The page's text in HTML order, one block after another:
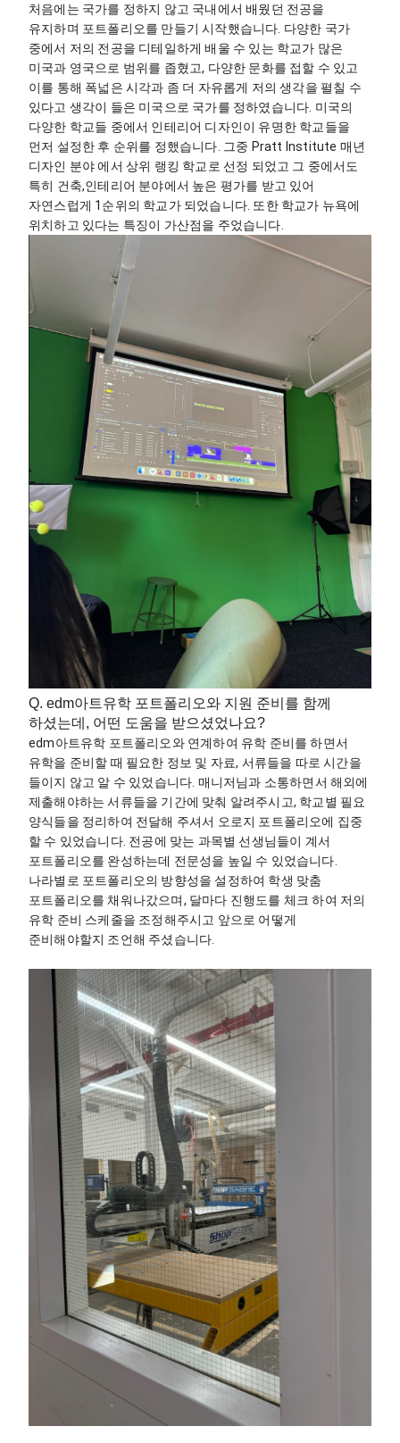
처음에는 국가를 정하지 않고 국내에서 배웠던 전공을
유지하며 포트폴리오를 만들기 시작했습니다. 다양한 국가
중에서 저의 전공을 디테일하게 배울 수 있는 학교가 많은
미국과 영국으로 범위를 좁혔고, 다양한 문화를 접할 수 있고
이를 통해 폭넓은 시각과 좀 더 자유롭게 저의 생각을 펼칠 수
있다고 생각이 들은 미국으로 국가를 정하였습니다. 미국의
다양한 학교들 중에서 인테리어 디자인이 유명한 학교들을
먼저 설정한 후 순위를 정했습니다. 그중 Pratt Institute 매년
디자인 분야 에서 상위 랭킹 학교로 선정 되었고 그 중에서도
특히 건축,인테리어 분야에서 높은 평가를 받고 있어
자연스럽게 1순위의 학교가 되었습니다. 또한 학교가 뉴욕에
위치하고 있다는 특징이 가산점을 주었습니다.
Q. edm아트유학 포트폴리오와 지원 준비를 함께
하셨는데, 어떤 도움을 받으셨었나요?
edm아트유학 포트폴리오와 연계하여 유학 준비를 하면서
유학을 준비할 때 필요한 정보 및 자료, 서류들을 따로 시간을
들이지 않고 알 수 있었습니다. 매니저님과 소통하면서 해외에
제출해야하는 서류들을 기간에 맞춰 알려주시고, 학교별 필요
양식들을 정리하여 전달해 주셔서 오로지 포트폴리오에 집중
할 수 있었습니다. 전공에 맞는 과목별 선생님들이 계서
포트폴리오를 완성하는데 전문성을 높일 수 있었습니다.
나라별로 포트폴리오의 방향성을 설정하여 학생 맞춤
포트폴리오를 채워나갔으며, 달마다 진행도를 체크 하여 저의
유학 준비 스케줄을 조정해주시고 앞으로 어떻게
준비해야할지 조언해 주셨습니다.